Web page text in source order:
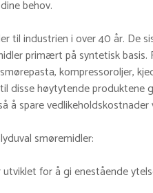
behov.
til industrien i over 40 år. De
primært på syntetisk
kompressoroljer,
disse høytytende produktene
å spare
smøremidler:
for å gi enestående